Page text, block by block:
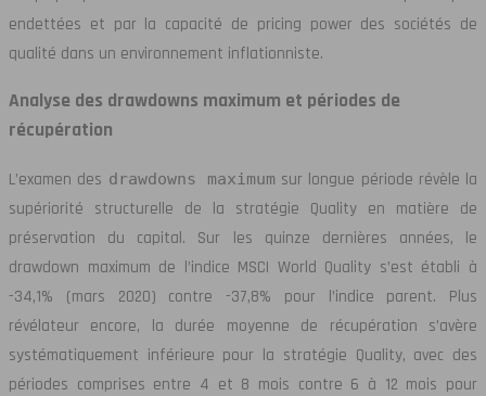
endettées et par la capacité de pricing power des sociétés de
qualité dans un environnement inflationniste.
Analyse des drawdowns maximum et périodes de
récupération
L’examen des drawdowns maximum sur longue période révèle la
supériorité structurelle de la stratégie Quality en matière de
préservation du capital. Sur les quinze dernières années, le
drawdown maximum de l’indice MSCI World Quality s’est établi à
-34,1% (mars 2020) contre -37,8% pour l’indice parent. Plus
révélateur encore, la durée moyenne de récupération s’avère
systématiquement inférieure pour la stratégie Quality, avec des
périodes comprises entre 4 et 8 mois contre 6 à 12 mois pour